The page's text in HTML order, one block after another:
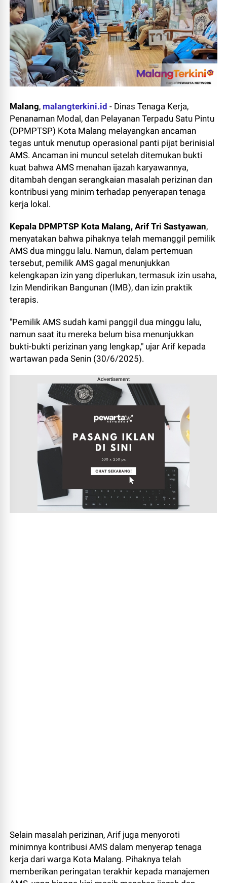
Malang, malangterkini.id - Dinas Tenaga Kerja,
Penanaman Modal, dan Pelayanan Terpadu Satu Pintu
(DPMPTSP) Kota Malang melayangkan ancaman
tegas untuk menutup operasional panti pijat berinisial
AMS. Ancaman ini muncul setelah ditemukan bukti
kuat bahwa AMS menahan ijazah karyawannya,
ditambah dengan serangkaian masalah perizinan dan
kontribusi yang minim terhadap penyerapan tenaga
kerja lokal.
Kepala DPMPTSP Kota Malang, Arif Tri Sastyawan,
menyatakan bahwa pihaknya telah memanggil pemilik
AMS dua minggu lalu. Namun, dalam pertemuan
tersebut, pemilik AMS gagal menunjukkan
kelengkapan izin yang diperlukan, termasuk izin usaha,
Izin Mendirikan Bangunan (IMB), dan izin praktik
terapis.
"Pemilik AMS sudah kami panggil dua minggu lalu,
namun saat itu mereka belum bisa menunjukkan
bukti-bukti perizinan yang lengkap," ujar Arif kepada
wartawan pada Senin (30/6/2025).
Advertisement
Selain masalah perizinan, Arif juga menyoroti
minimnya kontribusi AMS dalam menyerap tenaga
kerja dari warga Kota Malang. Pihaknya telah
memberikan peringatan terakhir kepada manajemen